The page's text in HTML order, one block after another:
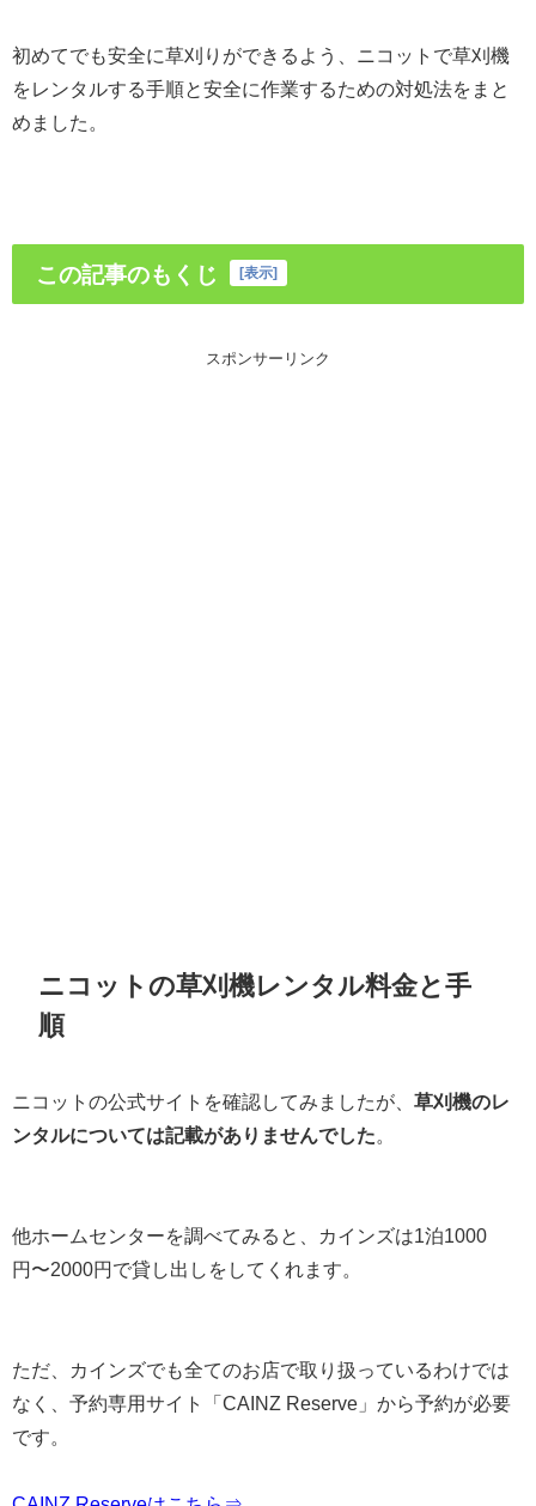
初めてでも安全に草刈りができるよう、ニコットで草刈機
をレンタルする手順と安全に作業するための対処法をまと
めました。
この記事のもくじ [表示]
スポンサーリンク
ニコットの草刈機レンタル料金と手
順
ニコットの公式サイトを確認してみましたが、 草刈機のレ
ンタルについては記載がありませんでした。
他ホームセンターを調べてみると、カインズは1泊1000
円〜2000円で貸し出しをしてくれます。
ただ、カインズでも全てのお店で取り扱っているわけでは
なく、予約専用サイト「CAINZ Reserve」から予約が必要
です。